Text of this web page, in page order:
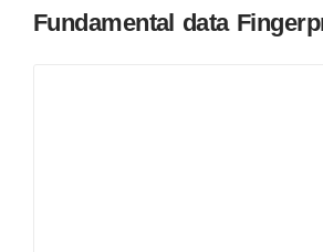
Fundamental data